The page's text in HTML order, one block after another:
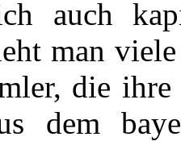
auch
man
die
dem